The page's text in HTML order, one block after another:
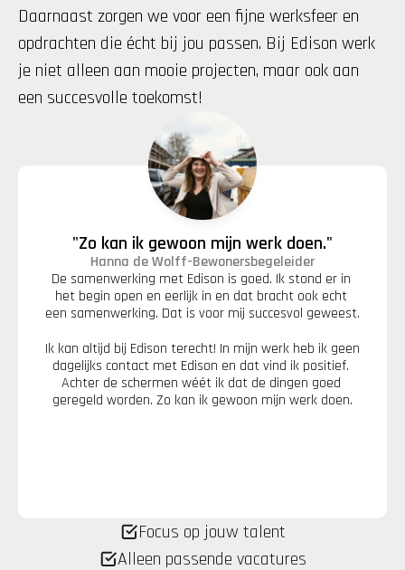
Daarnaast zorgen we voor een fijne werksfeer en
opdrachten die écht bij jou passen. Bij Edison werk
je niet alleen aan mooie projecten, maar ook aan
een succesvolle toekomst!
"Zo kan ik gewoon mijn werk doen."
Hanna de Wolff-Bewonersbegeleider
De samenwerking met Edison is goed. Ik stond er in
het begin open en eerlijk in en dat bracht ook echt
een samenwerking. Dat is voor mij succesvol geweest.
Ik kan altijd bij Edison terecht! In mijn werk heb ik geen
dagelijks contact met Edison en dat vind ik positief.
Achter de schermen wéét ik dat de dingen goed
geregeld worden. Zo kan ik gewoon mijn werk doen.
Focus op jouw talent
Alleen passende vacatures